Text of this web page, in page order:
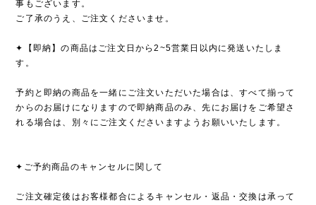
事もございます。
ご了承のうえ、ご注文くださいませ。
✦【即納】の商品はご注文日から2~5営業日以内に発送いたしま
す。
予約と即納の商品を一緒にご注文いただいた場合は、すべて揃って
からのお届けになりますので即納商品のみ、先にお届けをご希望さ
れる場合は、別々にご注文くださいますようお願いいたします。
✦ご予約商品のキャンセルに関して
ご注文確定後はお客様都合によるキャンセル・返品・交換は承って